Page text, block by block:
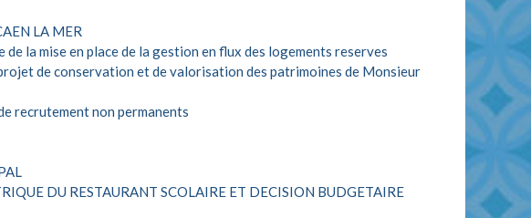
LA MER
la mise en place de la gestion en flux des logements reserves
de conservation et de valorisation des patrimoines de Monsieur
recrutement non permanents
DU RESTAURANT SCOLAIRE ET DECISION BUDGETAIRE